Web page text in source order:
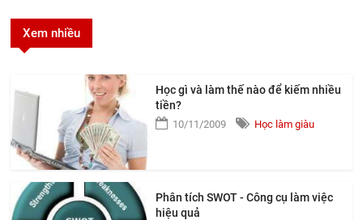
Xem nhiều
Học gì và làm thế nào để kiếm nhiều
tiền?
10/11/2009 Học làm giàu
Phân tích SWOT - Công cụ làm việc
hiệu quả